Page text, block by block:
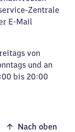
Zentrale
E-Mail
von
und an
bis 20:00
Nach oben